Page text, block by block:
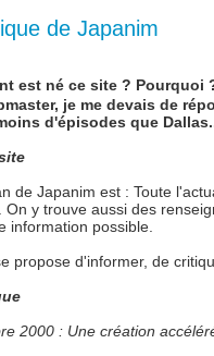
de Japanim
est né ce site ?
je me devais de
d'épisodes que
de Japanim est : Toute
On y trouve aussi des
information possible.
propose d'informer, de
2000 : Une création